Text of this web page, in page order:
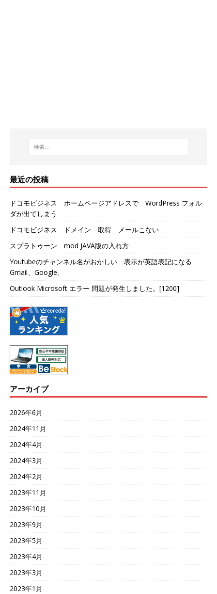
最近の投稿
ドコモビジネス ホームページアドレスで WordPress フォル
ダが出てしまう
ドコモビジネス ドメイン 取得 メールこない
スプラトゥーン mod JAVA版の入れ方
Youtubeのチャンネル名がおかしい 表示が英語表記になる
Gmail、Google、
Outlook Microsoft エラー 問題が発生しました。[1200]
アーカイブ
2026年6月
2024年11月
2024年4月
2024年3月
2024年2月
2023年11月
2023年10月
2023年9月
2023年5月
2023年4月
2023年3月
2023年1月